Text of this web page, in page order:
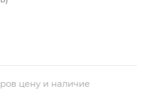
мм
разделочный
цену и наличие